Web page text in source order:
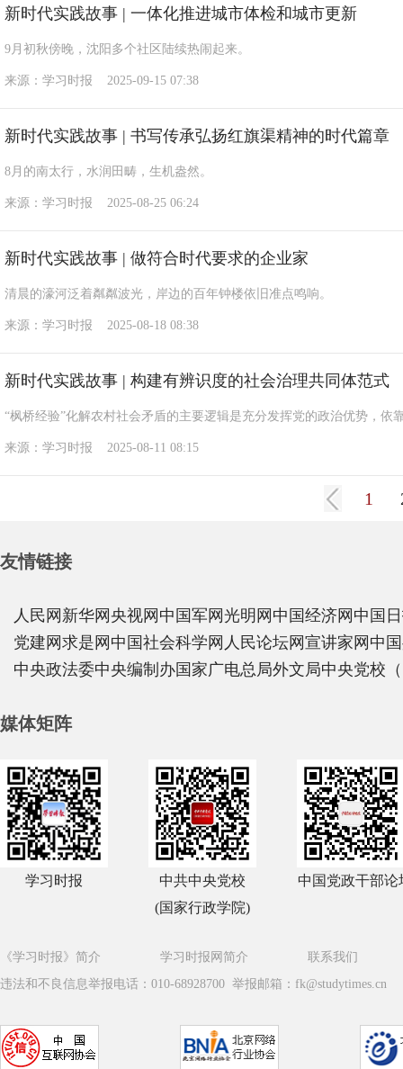
新时代实践故事 | 一体化推进城市体检和城市更新
9月初秋傍晚，沈阳多个社区陆续热闹起来。
来源：学习时报 2025-09-15 07:38
新时代实践故事 | 书写传承弘扬红旗渠精神的时代篇章
8月的南太行，水润田畴，生机盎然。
来源：学习时报 2025-08-25 06:24
新时代实践故事 | 做符合时代要求的企业家
清晨的濠河泛着粼粼波光，岸边的百年钟楼依旧准点鸣响。
来源：学习时报 2025-08-18 08:38
新时代实践故事 | 构建有辨识度的社会治理共同体范式
“枫桥经验”化解农村社会矛盾的主要逻辑是充分发挥党的政治优势，
来源：学习时报 2025-08-11 08:15
1
友情链接
人民网 新华网 央视网 中国军网 光明网 中国经济网 中国
党建网 求是网 中国社会科学网 人民论坛网 宣讲家网 中
中央政法委中央编制办国家广电总局外文局中央党校
媒体矩阵
学习时报
中共中央党校
(国家行政学院)
中国党政干部论
《学习时报》简介 学习时报网简介
联系我们
违法和不良信息举报电话：010-68928700 举报邮箱：fk@studytimes.cn